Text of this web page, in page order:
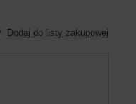
Dodaj do listy zakupowej